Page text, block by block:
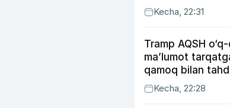
bahsda g‘alabani
chiqardi
Kecha, 22:31
Tramp AQSH
ma’lumot
qamoq bilan
Kecha, 22:28